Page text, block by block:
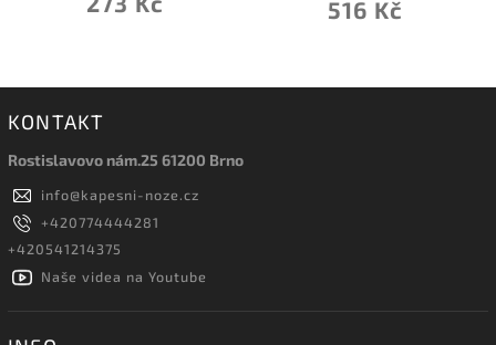
516 Kč
KONTAKT
Rostislavovo nám.25 61200 Brno
info@kapesni-noze.cz
+420774444281
+420541214375
Naše videa na Youtube